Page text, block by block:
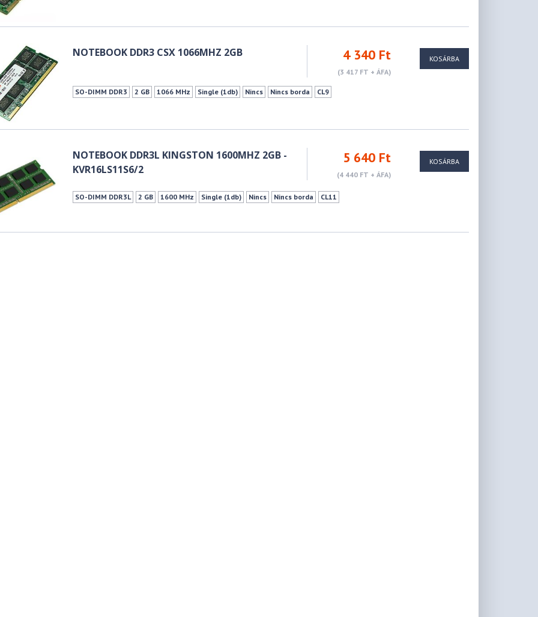
NOTEBOOK DDR3 CSX 1066MHZ 2GB 4 340 Ft
(3 417 FT + ÁFA)
SO-DIMM DDR3 2 GB 1066 MHz Single (1db) Nincs Nincs borda CL9
KOSÁRBA
NOTEBOOK DDR3L KINGSTON 1600MHZ 2GB -
KVR16LS11S6/2
5 640 Ft
(4 440 FT + ÁFA)
SO-DIMM DDR3L 2 GB 1600 MHz Single (1db) Nincs Nincs borda CL11
KOSÁRBA